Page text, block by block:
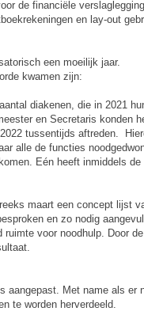
de financiële
en lay-out
een moeilijk jaar.
kwamen zijn:
diakenen, die in 2021
en Secretaris konden
tussentijds aftreden.
alle de functies
Eén heeft inmiddels
maart een concept lijst
en zo nodig
voor noodhulp. Door
aangepast. Met name als er
te worden herverdeeld.